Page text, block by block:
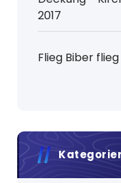
2017
Flieg Biber flieg